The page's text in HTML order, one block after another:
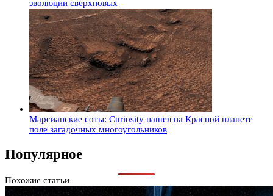
эволюции сверхновых
Марсианские соты: Curiosity нашел на Красной планете
поле загадочных многоугольников
Популярное
Похожие статьи